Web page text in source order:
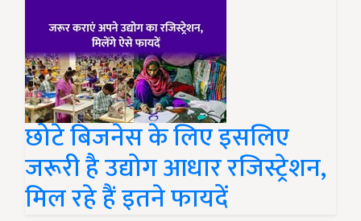
छोटे बिजनेस के लिए इसलिए
जरूरी है उद्योग आधार रजिस्ट्रेशन,
मिल रहे हैं इतने फायदें